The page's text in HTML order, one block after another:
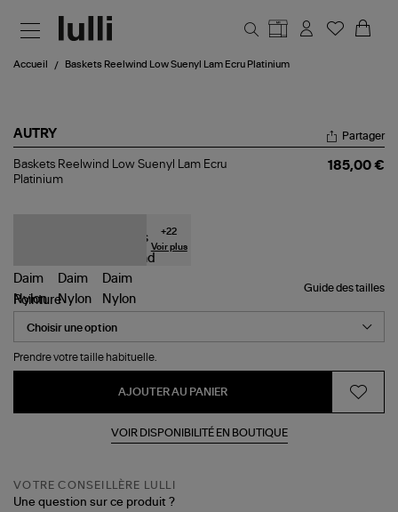
Accueil Baskets Reelwind Low Suenyl Lam Ecru Platinium
AUTRY
Baskets
Reelwind
Partager
Baskets Reelwind Low Suenyl Lam Ecru
Platinium
185,00 €
+22
Voir plus
Guide des tailles
Pointure
Prendre votre taille habituelle.
AJOUTER AU PANIER
VOIR DISPONIBILITÉ EN BOUTIQUE
VOTRE CONSEILLÈRE LULLI
Une question sur ce produit ?